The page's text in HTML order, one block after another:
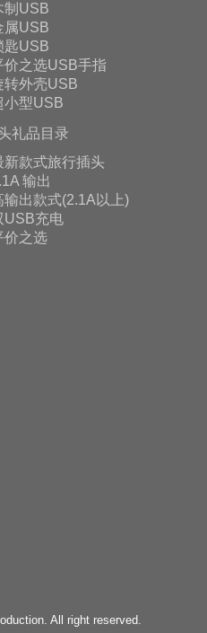
制USB
属USB
匙USB
价之选USB手指
转外壳USB
小型USB
礼品目录
新款式旅行插头
输出
输出款式(2.1A以上)
USB充电
价之选
All right reserved.